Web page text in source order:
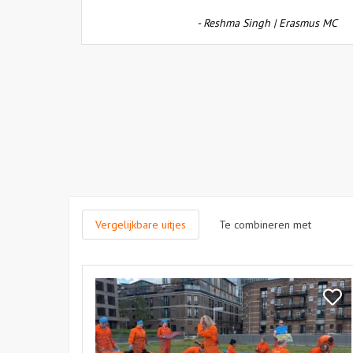
cijfer
- Reshma Singh | Erasmus MC
Vergelijkbare uitjes Te combineren met
Bekijk
Action
Bekijk
Workshop
Action
Painting